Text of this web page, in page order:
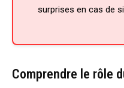
surprises en cas de
Comprendre le rôle